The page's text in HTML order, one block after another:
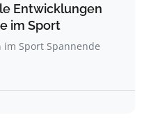
Entwicklungen
im Sport
im Sport Spannende